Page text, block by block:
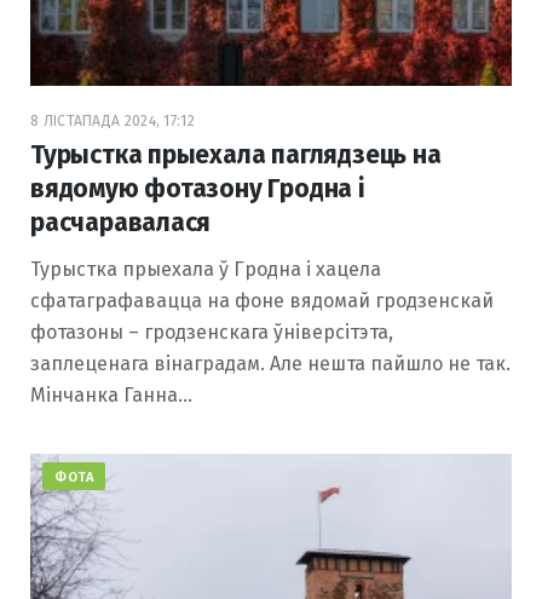
8 ЛІСТАПАДА 2024, 17:12
Турыстка прыехала паглядзець на
вядомую фотазону Гродна і
расчаравалася
Турыстка прыехала ў Гродна і хацела
сфатаграфавацца на фоне вядомай гродзенскай
фотазоны – гродзенскага ўніверсітэта,
заплеценага вінаградам. Але нешта пайшло не так.
Мінчанка Ганна…
ФОТА